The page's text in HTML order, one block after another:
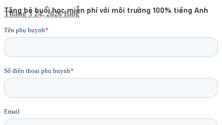
Tháng 3 24, 2026Blog
Tặng bé buổi học miễn phí với môi trường 100% tiếng Anh